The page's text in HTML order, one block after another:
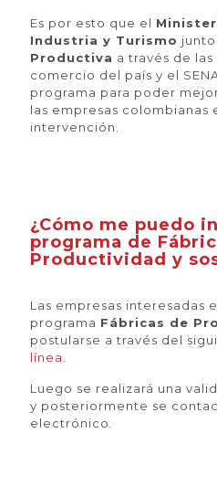
Es por esto que el
Industria y Turismo
Productiva a través de
comercio del país y el
programa para poder
las empresas colombianas
intervención.
¿Cómo me puedo
programa de
Productividad y
Las empresas interesadas
programa Fábricas de
postularse a través del
línea
Luego se realizará una
y posteriormente se
electrónico.